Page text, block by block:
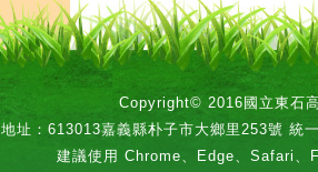
Copyright© 2016國立東石
地址：613013嘉義縣朴子市大鄉里253號 統
建議使用 Chrome、Edge、Safari